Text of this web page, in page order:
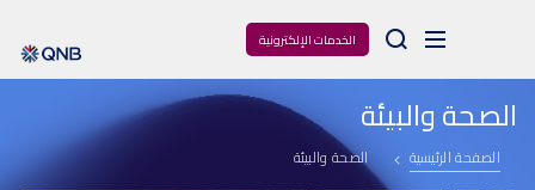
الخدمات الإلكترونية Arama
الصحة والبيئة
الصفحة الرئيسية الصحة والبيئة